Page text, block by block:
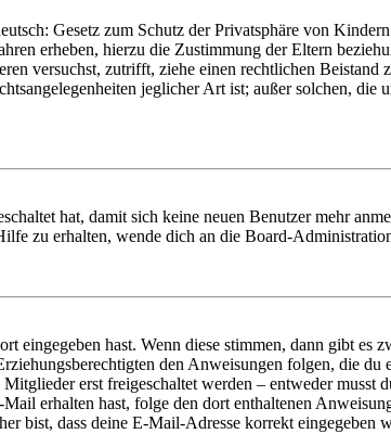
Gesetz zum Schutz der Privatsphäre von
erheben, hierzu die Zustimmung der Eltern
versuchst, zutrifft, ziehe einen rechtlichen
jeglicher Art ist; außer solchen,
hat, damit sich keine neuen Benutzer mehr
zu erhalten, wende dich an die Board-
eingegeben hast. Wenn diese stimmen, dann gibt es
den Anweisungen folgen, die
erst freigeschaltet werden – entweder musst
erhalten hast, folge den dort enthaltenen
bist, dass deine E-Mail-Adresse korrekt eingegeben